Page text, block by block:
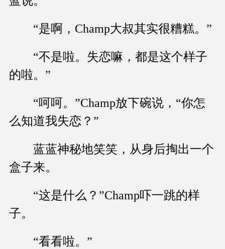
“是啊，Champ大叔其实很糟糕。”
“不是啦。失恋嘛，都是这个样子
的啦。”
“呵呵。”Champ放下碗说，“你怎
么知道我失恋？”
蓝蓝神秘地笑笑，从身后掏出一个
盒子来。
“这是什么？”Champ吓一跳的样
子。
“看看啦。”